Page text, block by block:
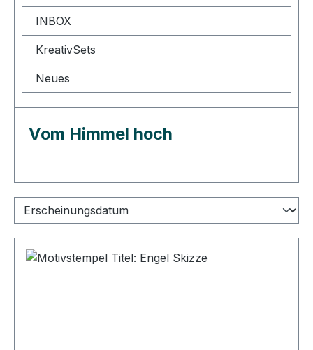
INBOX
KreativSets
Neues
Vom Himmel hoch